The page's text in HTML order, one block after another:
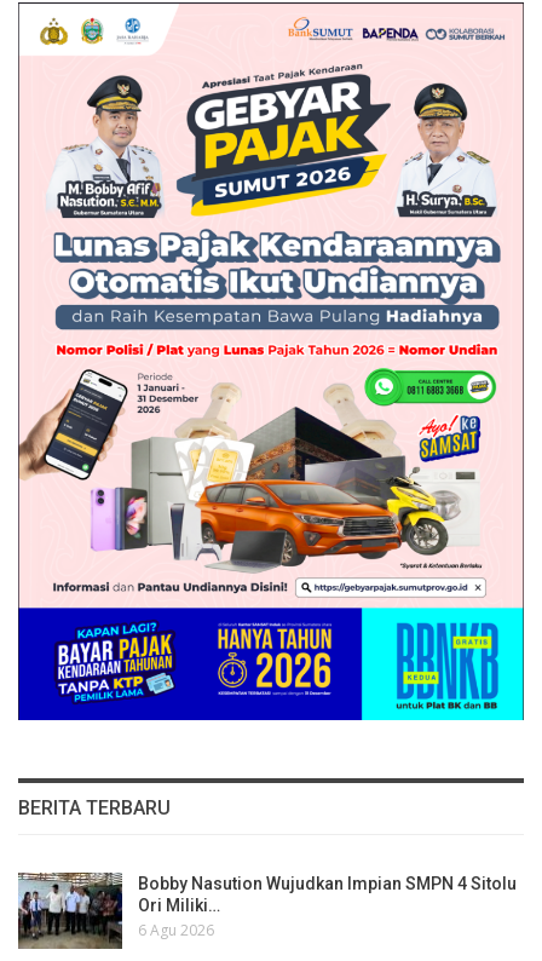
BERITA TERBARU
Bobby Nasution Wujudkan Impian SMPN 4 Sitolu
Ori Miliki…
6 Agu 2026